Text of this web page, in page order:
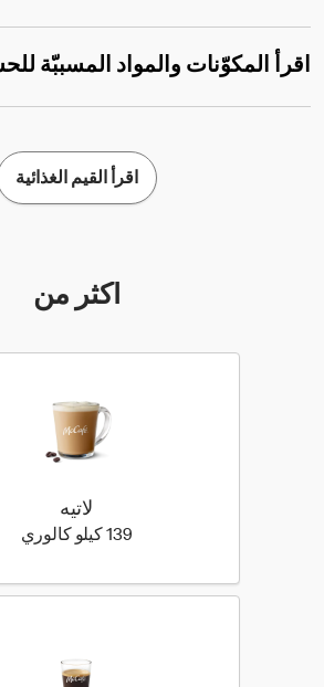
اقرأ المكوّنات والمواد المسببّة
اقرأ القيم الغذائية
أكثر من
لاتيه
139 كيلو كالوري